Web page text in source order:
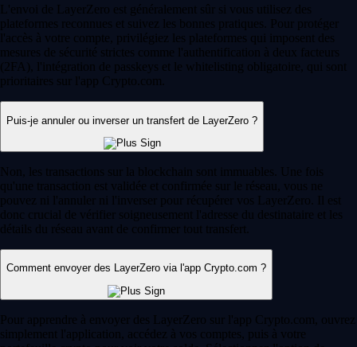
L'envoi de LayerZero est généralement sûr si vous utilisez des
plateformes reconnues et suivez les bonnes pratiques. Pour protéger
l'accès à votre compte, privilégiez les plateformes qui imposent des
mesures de sécurité strictes comme l'authentification à deux facteurs
(2FA), l'intégration de passkeys et le whitelisting obligatoire, qui sont
prioritaires sur l'app Crypto.com.
Puis-je annuler ou inverser un transfert de LayerZero ?
Non, les transactions sur la blockchain sont immuables. Une fois
qu'une transaction est validée et confirmée sur le réseau, vous ne
pouvez ni l'annuler ni l'inverser pour récupérer vos LayerZero. Il est
donc crucial de vérifier soigneusement l'adresse du destinataire et les
détails du réseau avant de confirmer tout transfert.
Comment envoyer des LayerZero via l'app Crypto.com ?
Pour apprendre à envoyer des LayerZero sur l'app Crypto.com, ouvrez
simplement l'application, accédez à vos comptes, puis à votre